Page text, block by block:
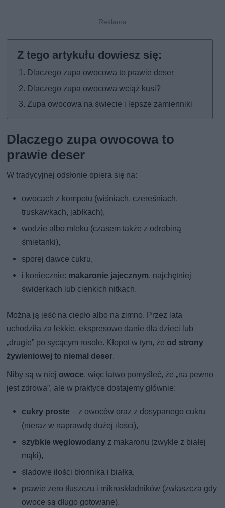
Dlaczego zupa owocowa to prawie deser
Dlaczego zupa owocowa wciąż kusi?
Zupa owocowa na świecie i lepsze zamienniki
Dlaczego zupa owocowa to
prawie deser
W tradycyjnej odsłonie opiera się na:
owocach z kompotu (wiśniach, czereśniach,
truskawkach, jabłkach),
wodzie albo mleku (czasem także z odrobiną
śmietanki),
sporej dawce cukru,
i koniecznie: makaronie jajecznym, najchętniej
świderkach lub cienkich nitkach.
Można ją jeść na ciepło albo na zimno. Przez lata
uchodziła za lekkie, ekspresowe danie dla dzieci lub
„drugie” po sycącym rosole. Kłopot w tym, że od strony
żywieniowej to niemal deser.
Niby są w niej owoce, więc łatwo pomyśleć, że „na pewno
jest zdrowa”, ale w praktyce dostajemy głównie:
cukry proste – z owoców oraz z dosypanego cukru
(nieraz w naprawdę dużej ilości),
szybkie węglowodany z makaronu (zwykle z białej
mąki),
śladowe ilości błonnika i białka,
prawie zero tłuszczu i mikroskładników (zwłaszcza gdy
owoce są długo gotowane).